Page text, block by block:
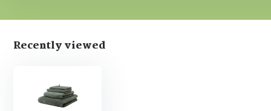
Recently viewed